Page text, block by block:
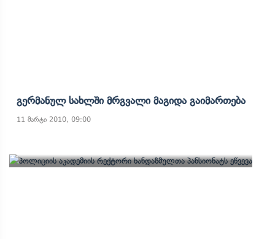
Გერმანულ Სახლში Მრგვალი Მაგიდა Გაიმართება
11 მარტი 2010, 09:00